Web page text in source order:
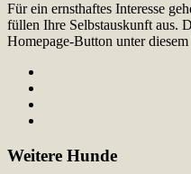
Für ein ernsthaftes Interesse
füllen Ihre Selbstauskunft aus.
Homepage-Button unter
Weitere Hunde